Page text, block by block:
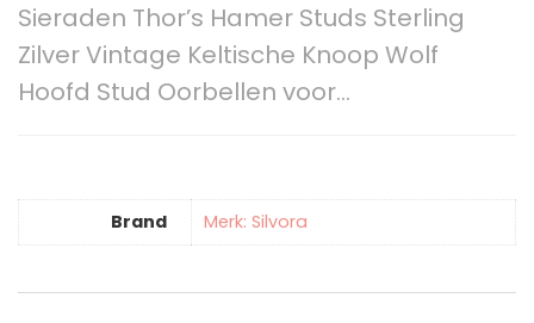
Sieraden Thor’s Hamer Studs Sterling
Zilver Vintage Keltische Knoop Wolf
Hoofd Stud Oorbellen voor…
Brand Merk: Silvora